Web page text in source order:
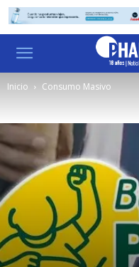
Inicio Consumo Masivo